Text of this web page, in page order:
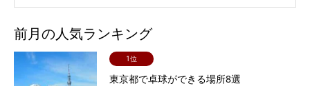
前月の人気ランキング
1位
東京都で卓球ができる場所8選